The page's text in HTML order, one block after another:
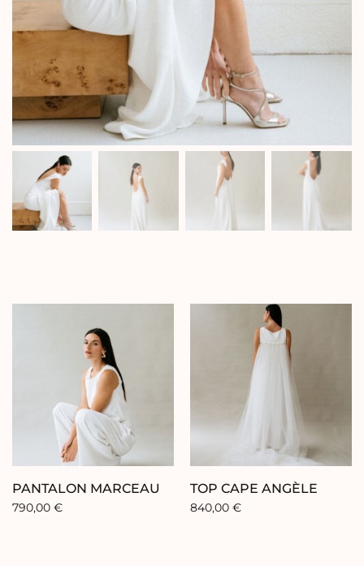
PANTALON MARCEAU
790,00 €
TOP CAPE ANGÈLE
840,00 €